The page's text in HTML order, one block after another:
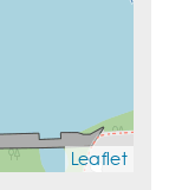
Leaflet